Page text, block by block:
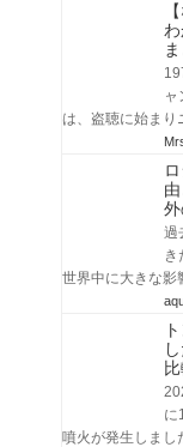
ャ
は、盗聴に始ま
過
き
世界中に大きな
に
噴火が発生しま